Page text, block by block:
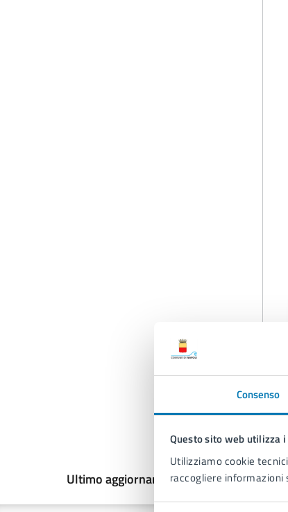
Consenso
Questo sito web utilizza
Utilizziamo cookie
raccogliere
Ultimo aggiornamento:20/05/2026,